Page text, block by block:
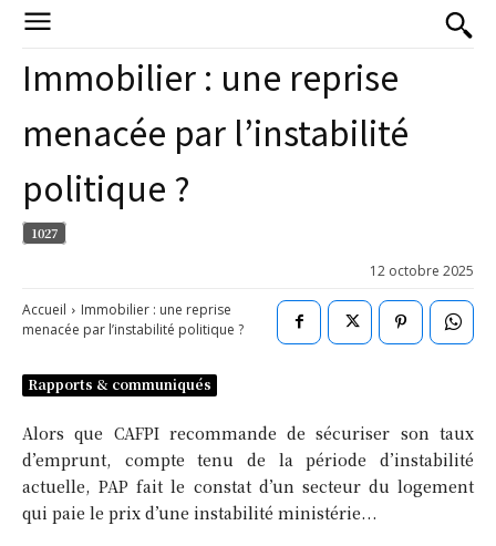
Immobilier : une reprise
menacée par l’instabilité
politique ?
1027
12 octobre 2025
Accueil
Immobilier : une reprise
menacée par l’instabilité politique ?
Rapports & communiqués
Alors que CAFPI recommande de sécuriser son taux
d’emprunt, compte tenu de la période d’instabilité
actuelle, PAP fait le constat d’un secteur du logement
qui paie le prix d’une instabilité ministérie...